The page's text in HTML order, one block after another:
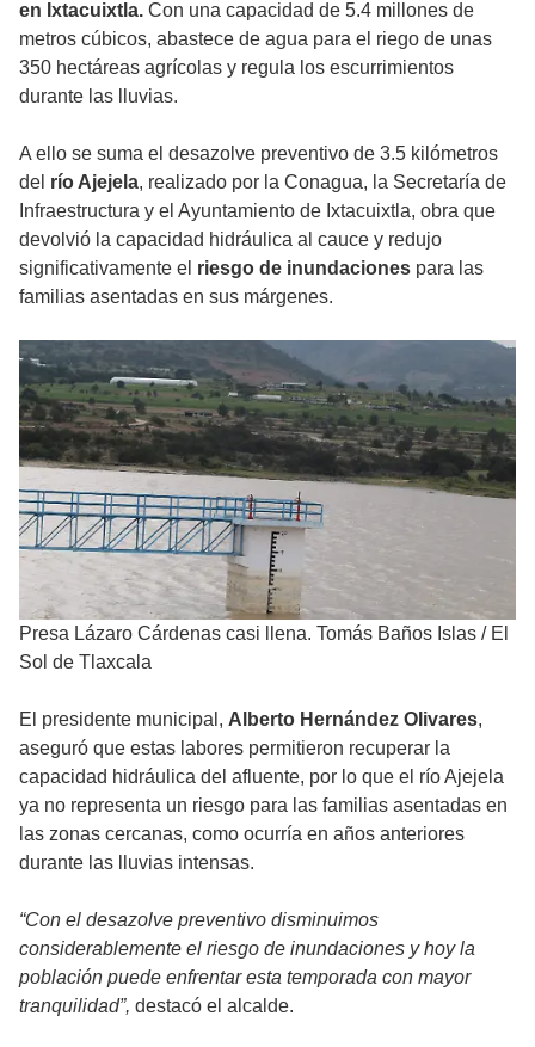
en Ixtacuixtla. Con una capacidad de 5.4 millones de
metros cúbicos, abastece de agua para el riego de unas
350 hectáreas agrícolas y regula los escurrimientos
durante las lluvias.
A ello se suma el desazolve preventivo de 3.5 kilómetros
del río Ajejela, realizado por la Conagua, la Secretaría de
Infraestructura y el Ayuntamiento de Ixtacuixtla, obra que
devolvió la capacidad hidráulica al cauce y redujo
significativamente el riesgo de inundaciones para las
familias asentadas en sus márgenes.
Presa Lázaro Cárdenas casi llena. Tomás Baños Islas / El
Sol de Tlaxcala
El presidente municipal, Alberto Hernández Olivares,
aseguró que estas labores permitieron recuperar la
capacidad hidráulica del afluente, por lo que el río Ajejela
ya no representa un riesgo para las familias asentadas en
las zonas cercanas, como ocurría en años anteriores
durante las lluvias intensas.
“Con el desazolve preventivo disminuimos
considerablemente el riesgo de inundaciones y hoy la
población puede enfrentar esta temporada con mayor
tranquilidad”, destacó el alcalde.